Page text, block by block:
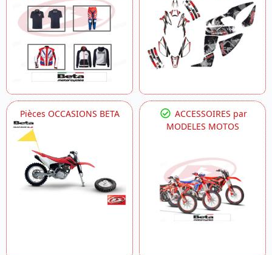
Pièces OCCASIONS BETA
ACCESSOIRES par
MODELES MOTOS